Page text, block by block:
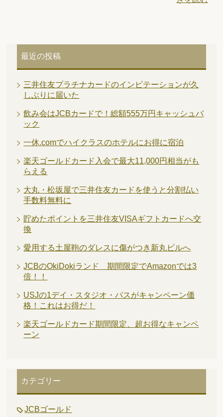
最近の投稿
三井住友プラチナカードのインビテーションが久
しぶりに届いた
飲み会はJCBカードで！総額555万円キャッシュバ
ック
一休.comでハイクラスのホテルにお得に宿泊
楽天ゴールドカード入会で最大11,000円相当がも
らえる
大丸・松坂屋で三井住友カードを使うと分割払い
手数料無料に
貯めたポイントを三井住友VISAギフトカードへ交
換
愛用する土屋鞄のダレスに傷がつき新丸ビルへ
JCBのOkiDokiランド 期間限定でAmazonでは3
倍！！
USJの1デイ・スタジオ・パスがキャンペーン価
格！これはお得だ！
楽天ゴールドカード期間限定、超お得なキャンペ
ーン
カテゴリー
JCBゴールド